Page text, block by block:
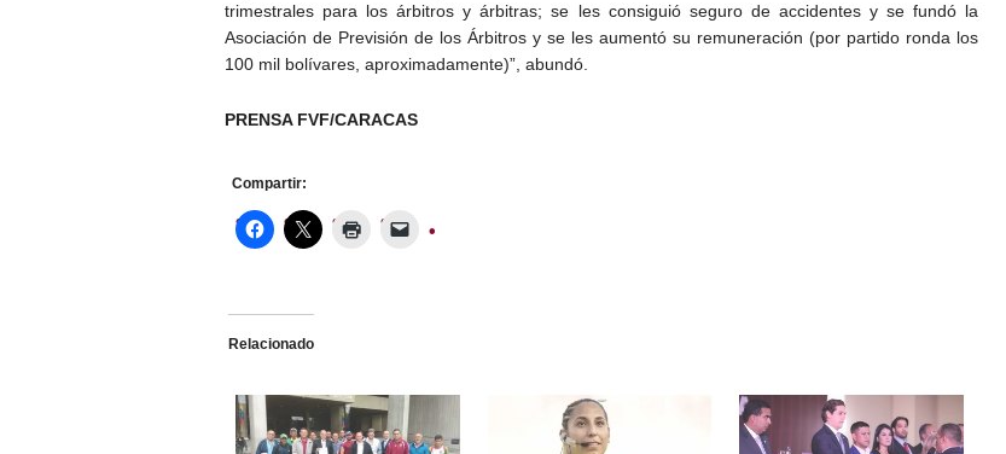
trimestrales para los árbitros y árbitras; se les consiguió seguro de accidentes y se fundó la
Asociación de Previsión de los Árbitros y se les aumentó su remuneración (por partido ronda los
100 mil bolívares, aproximadamente)”, abundó.
PRENSA FVF/CARACAS
Compartir:
Relacionado